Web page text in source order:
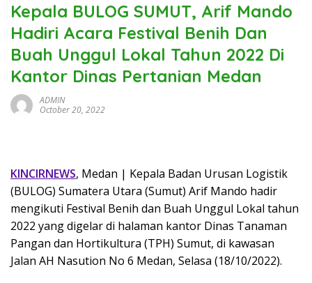
Kepala BULOG SUMUT, Arif Mando
Hadiri Acara Festival Benih Dan
Buah Unggul Lokal Tahun 2022 Di
Kantor Dinas Pertanian Medan
ADMIN
October 20, 2022
KINCIRNEWS, Medan | Kepala Badan Urusan Logistik
(BULOG) Sumatera Utara (Sumut) Arif Mando hadir
mengikuti Festival Benih dan Buah Unggul Lokal tahun
2022 yang digelar di halaman kantor Dinas Tanaman
Pangan dan Hortikultura (TPH) Sumut, di kawasan
Jalan AH Nasution No 6 Medan, Selasa (18/10/2022).